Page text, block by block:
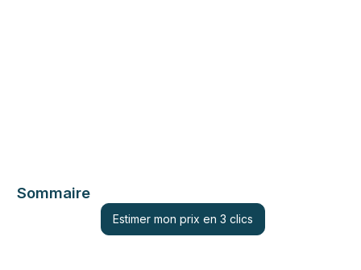
Sommaire
Estimer mon prix en 3 clics